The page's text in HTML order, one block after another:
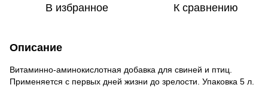
В избранное К сравнению
Описание
Витаминно-аминокислотная добавка для свиней и птиц.
Применяется с первых дней жизни до зрелости. Упаковка 5 л.